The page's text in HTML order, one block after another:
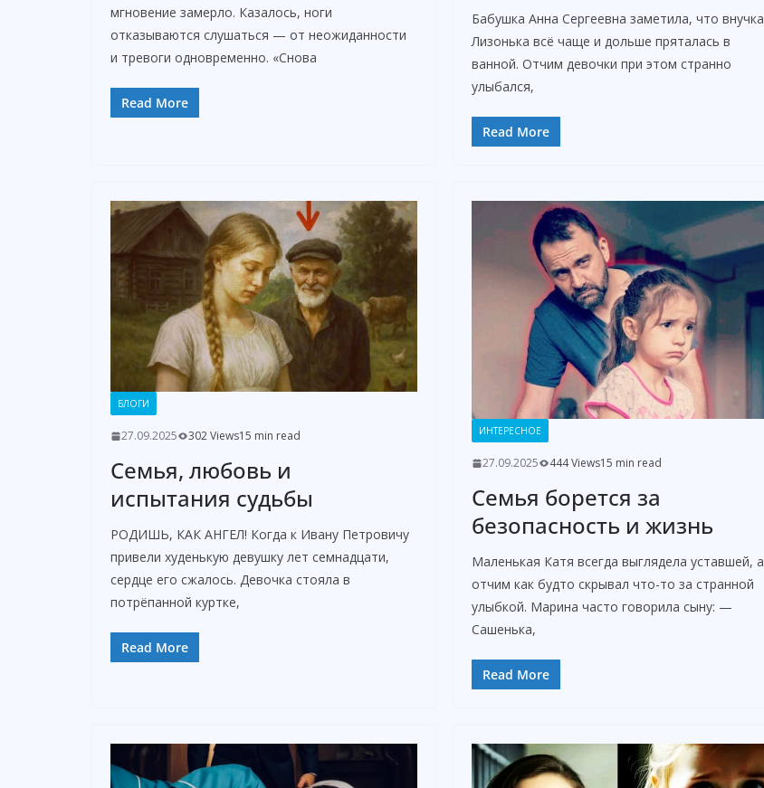
мгновение замерло. Казалось, ноги
отказываются слушаться — от неожиданности
и тревоги одновременно. «Снова
Read More
Бабушка Анна Сергеевна заметила, что внучка
Лизонька всё чаще и дольше пряталась в
ванной. Отчим девочки при этом странно
улыбался,
Read More
БЛОГИ
27.09.2025 302 Views15 min read
Семья, любовь и
испытания судьбы
РОДИШЬ, КАК АНГЕЛ! Когда к Ивану Петровичу
привели худенькую девушку лет семнадцати,
сердце его сжалось. Девочка стояла в
потрёпанной куртке,
Read More
ИНТЕРЕСНОЕ
27.09.2025 444 Views15 min read
Семья борется за
безопасность и жизнь
Маленькая Катя всегда выглядела уставшей, а
отчим как будто скрывал что-то за странной
улыбкой. Марина часто говорила сыну: —
Сашенька,
Read More